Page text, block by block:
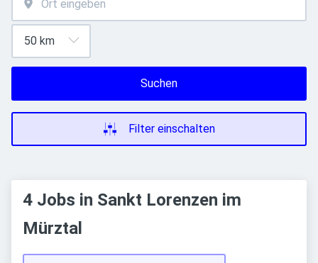
Suchen
Filter einschalten
4 Jobs in Sankt Lorenzen im
Mürztal